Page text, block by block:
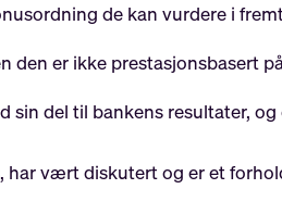
de kan vurdere i
er ikke prestasjonsbasert
del til bankens resultater,
vært diskutert og er et